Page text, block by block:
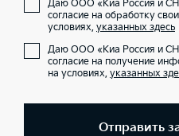
Даю ООО «Киа Россия и
согласие на обработку
условиях, указанных здесь
Даю ООО «Киа Россия и
согласие на получение
на условиях, указанных
Отправить